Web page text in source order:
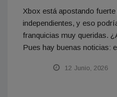
Xbox está apostando
independientes, y eso
franquicias muy queridas.
Pues hay buenas noticias:
12 Junio, 2026